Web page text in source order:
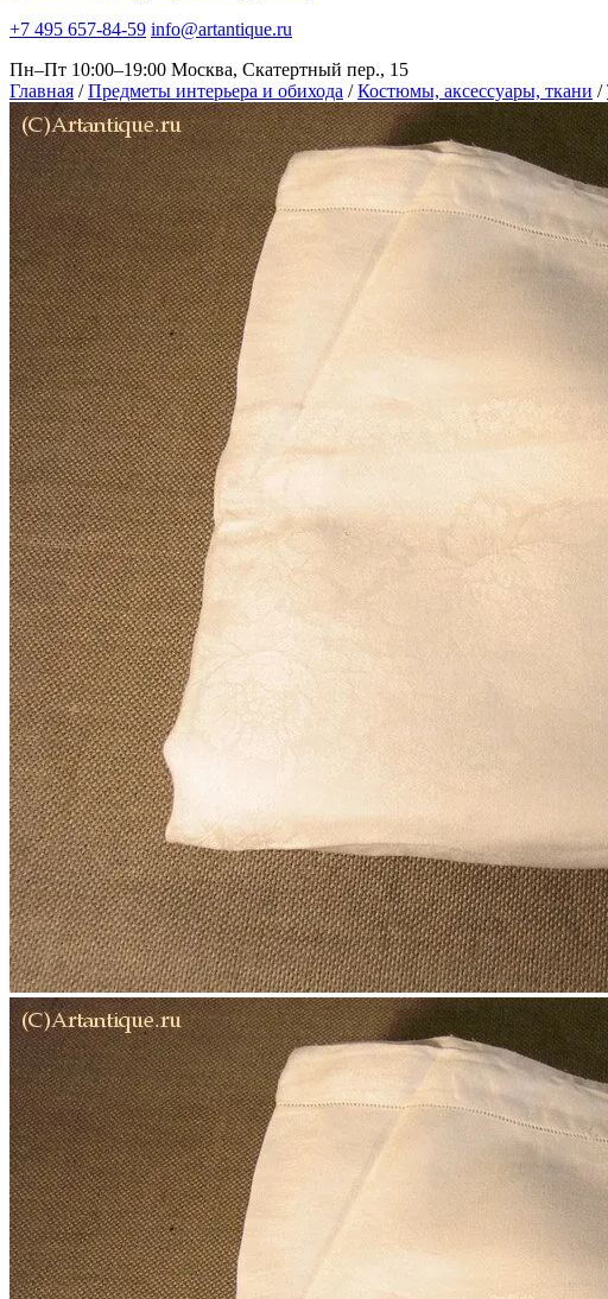
+7 495 657-84-59 info@artantique.ru
Пн–Пт 10:00–19:00 Москва, Скатертный пер., 15
Главная / Предметы интерьера и обихода / Костюмы, аксессуары, ткани /